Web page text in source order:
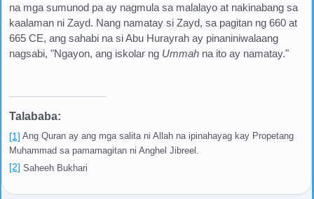
na mga sumunod pa ay nagmula sa malalayo at nakinabang sa
kaalaman ni Zayd. Nang namatay si Zayd, sa pagitan ng 660 at
665 CE, ang sahabi na si Abu Hurayrah ay pinaniniwalaang
nagsabi, "Ngayon, ang iskolar ng Ummah na ito ay namatay."
Talababa:
[1] Ang Quran ay ang mga salita ni Allah na ipinahayag kay Propetang
Muhammad sa pamamagitan ni Anghel Jibreel.
[2] Saheeh Bukhari